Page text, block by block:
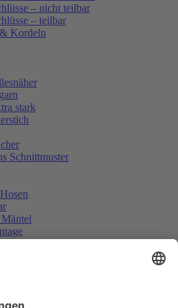
– nicht teilbar
– teilbar
Kordeln
stark
Schnittmuster